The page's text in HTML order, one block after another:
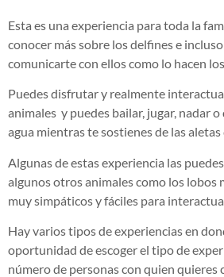
Esta es una experiencia para toda la
conocer más sobre los delfines e
comunicarte con ellos como lo hacen
Puedes disfrutar y realmente
animales y puedes bailar, jugar, nadar o
agua mientras te sostienes de las aletas
Algunas de estas experiencia las
algunos otros animales como los lobos
muy simpáticos y fáciles para
Hay varios tipos de experiencias en
oportunidad de escoger el tipo de
número de personas con quien quieres